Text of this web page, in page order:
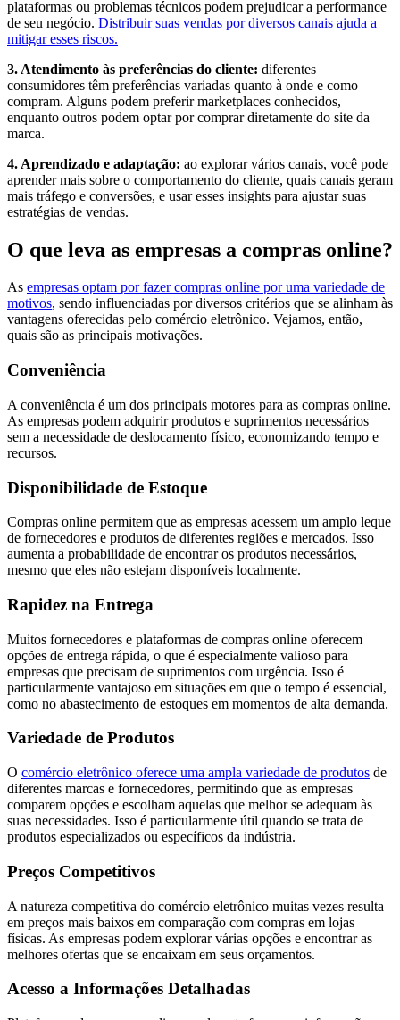
plataformas ou problemas técnicos podem prejudicar a performance
de seu negócio. Distribuir suas vendas por diversos canais ajuda a
mitigar esses riscos.
3. Atendimento às preferências do cliente: diferentes
consumidores têm preferências variadas quanto à onde e como
compram. Alguns podem preferir marketplaces conhecidos,
enquanto outros podem optar por comprar diretamente do site da
marca.
4. Aprendizado e adaptação: ao explorar vários canais, você pode
aprender mais sobre o comportamento do cliente, quais canais geram
mais tráfego e conversões, e usar esses insights para ajustar suas
estratégias de vendas.
O que leva as empresas a compras online?
As empresas optam por fazer compras online por uma variedade de
motivos, sendo influenciadas por diversos critérios que se alinham às
vantagens oferecidas pelo comércio eletrônico. Vejamos, então,
quais são as principais motivações.
Conveniência
A conveniência é um dos principais motores para as compras online.
As empresas podem adquirir produtos e suprimentos necessários
sem a necessidade de deslocamento físico, economizando tempo e
recursos.
Disponibilidade de Estoque
Compras online permitem que as empresas acessem um amplo leque
de fornecedores e produtos de diferentes regiões e mercados. Isso
aumenta a probabilidade de encontrar os produtos necessários,
mesmo que eles não estejam disponíveis localmente.
Rapidez na Entrega
Muitos fornecedores e plataformas de compras online oferecem
opções de entrega rápida, o que é especialmente valioso para
empresas que precisam de suprimentos com urgência. Isso é
particularmente vantajoso em situações em que o tempo é essencial,
como no abastecimento de estoques em momentos de alta demanda.
Variedade de Produtos
O comércio eletrônico oferece uma ampla variedade de produtos de
diferentes marcas e fornecedores, permitindo que as empresas
comparem opções e escolham aquelas que melhor se adequam às
suas necessidades. Isso é particularmente útil quando se trata de
produtos especializados ou específicos da indústria.
Preços Competitivos
A natureza competitiva do comércio eletrônico muitas vezes resulta
em preços mais baixos em comparação com compras em lojas
físicas. As empresas podem explorar várias opções e encontrar as
melhores ofertas que se encaixam em seus orçamentos.
Acesso a Informações Detalhadas